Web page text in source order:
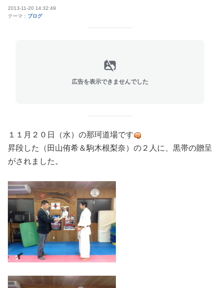
2013-11-20 14:32:49
テーマ： ブログ
広告を表示できませんでした
１１月２０日（水）の那珂道場です
昇段した（田山侑希＆駒木根梨奈）の２人に、黒帯の贈呈
がされました。